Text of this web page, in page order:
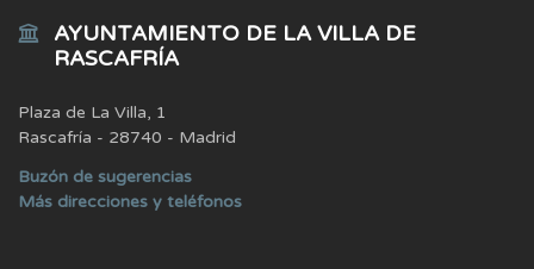
AYUNTAMIENTO DE LA VILLA DE
RASCAFRÍA
Plaza de La Villa, 1
Rascafría - 28740 - Madrid
Buzón de sugerencias
Más direcciones y teléfonos